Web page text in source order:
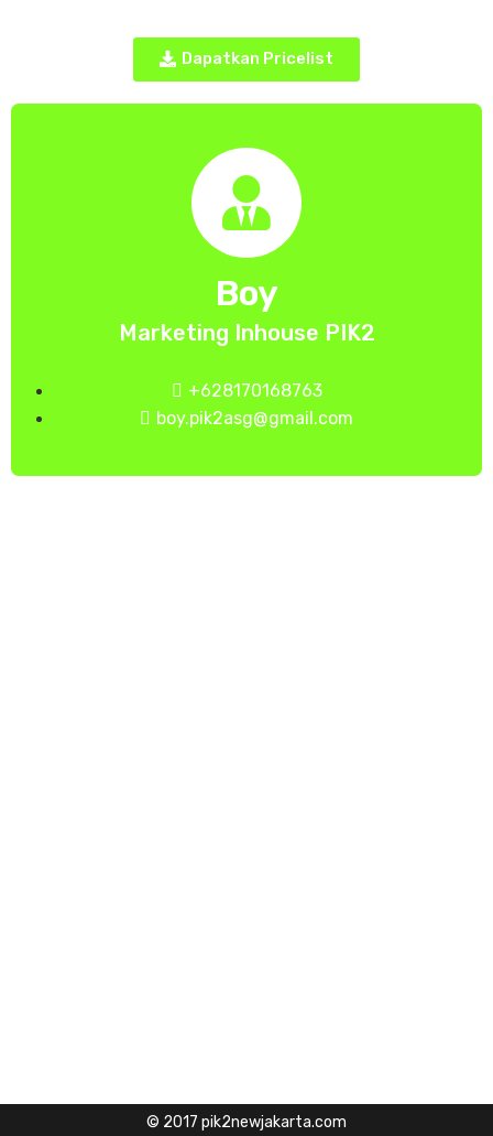
Dapatkan Pricelist
Boy
Marketing Inhouse PIK2
+628170168763
boy.pik2asg@gmail.com
© 2017 pik2newjakarta.com